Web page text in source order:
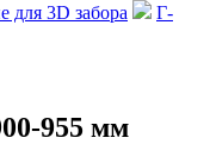
3D забора
Г-
955 мм